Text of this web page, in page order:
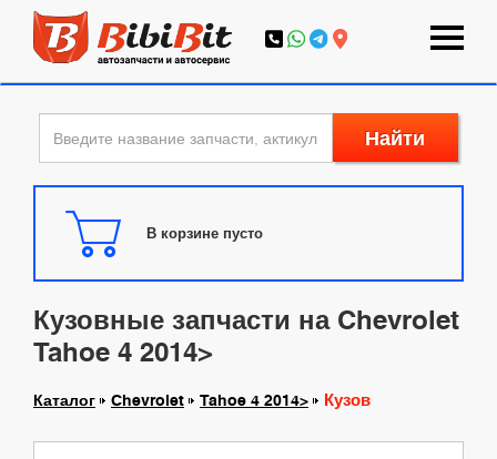
Найти
В корзине пусто
Кузовные запчасти на Chevrolet
Tahoe 4 2014>
Каталог Chevrolet Tahoe 4 2014> Кузов